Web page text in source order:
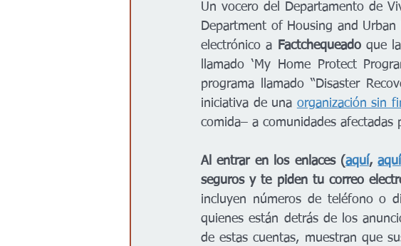
Un vocero del Departamento de
Department of Housing and
electrónico a
Factchequeado que la
llamado ‘My Home Protect
programa llamado “Disaster
iniciativa de una organización sin
comida– a comunidades afectadas
Al entrar en los enlaces (aquí, aquí
seguros y te piden tu correo
incluyen números de teléfono o
quienes están detrás de los
de estas cuentas, muestran que